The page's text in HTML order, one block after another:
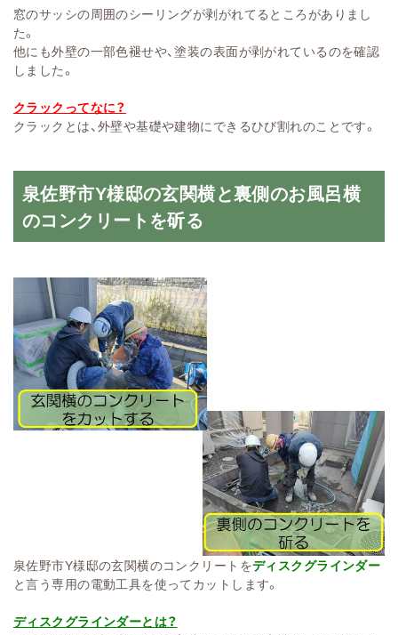
窓のサッシの周囲のシーリングが剥がれてるところがありまし
た。
他にも外壁の一部色褪せや、塗装の表面が剥がれているのを確認
しました。
クラックってなに？
クラックとは、外壁や基礎や建物にできるひび割れのことです。
泉佐野市Y様邸の玄関横と裏側のお風呂横
のコンクリートを斫る
泉佐野市Y様邸の玄関横のコンクリートをディスクグラインダー
と言う専用の電動工具を使ってカットします。
ディスクグラインダーとは？